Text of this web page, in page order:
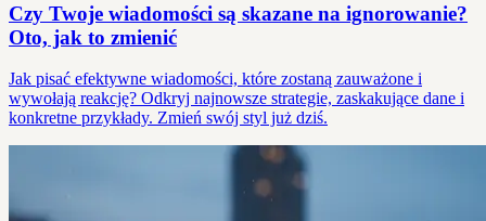
Czy Twoje wiadomości są skazane na ignorowanie?
Oto, jak to zmienić
Jak pisać efektywne wiadomości, które zostaną zauważone i
wywołają reakcję? Odkryj najnowsze strategie, zaskakujące dane i
konkretne przykłady. Zmień swój styl już dziś.